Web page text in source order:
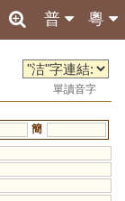
粵
普
單讀音字
簡